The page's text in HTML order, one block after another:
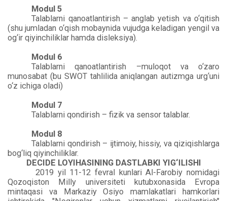
Modul 5
Talablarni qanoatlantirish – anglab yetish va o‘qitish
(shu jumladan o‘qish mobaynida vujudga keladigan yengil va
og‘ir qiyinchiliklar hamda disleksiya).
Modul 6
Talablarni qanoatlantirish –muloqot va o‘zaro
munosabat (bu SWOT tahlilida aniqlangan autizmga urg‘uni
o‘z ichiga oladi)
Modul 7
Talablarni qondirish – fizik va sensor talablar.
Modul 8
Talablarni qondirish – ijtimoiy, hissiy, va qiziqishlarga
bog‘liq qiyinchiliklar.
DECIDE LOYIHASINING DASTLABKI YIG‘ILISHI
2019 yil 11-12 fevral kunlari Al-Farobiy nomidagi
Qozoqiston Milly universiteti kutubxonasida Evropa
mintaqasi va Markaziy Osiyo mamlakatlari hamkorlari